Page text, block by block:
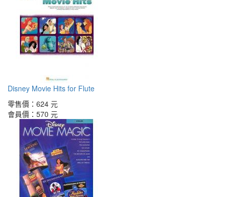
Disney Movie Hits for Flute
零售價： 624 元
會員價： 570 元